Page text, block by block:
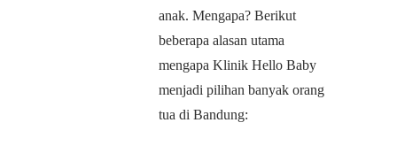
anak. Mengapa? Berikut
beberapa alasan utama
mengapa Klinik Hello Baby
menjadi pilihan banyak orang
tua di Bandung: